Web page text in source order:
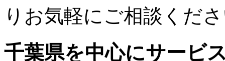
りお気軽にご相談くだ
千葉県を中心にサービ